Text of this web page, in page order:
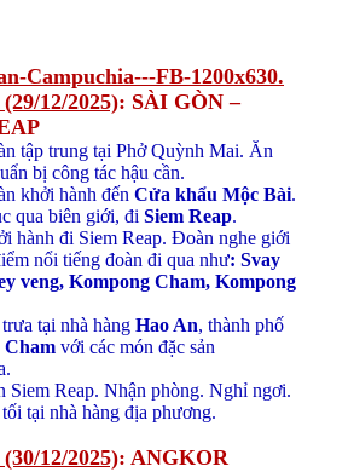
12/2025): SÀI GÒN –
tập trung tại Phở Quỳnh Mai. Ăn
bị công tác hậu cần.
khởi hành đến Cửa khẩu Mộc Bài.
qua biên giới, đi Siem Reap.
hành đi Siem Reap. Đoàn nghe giới
nổi tiếng đoàn đi qua như: Svay
veng, Kompong Cham, Kompong
tại nhà hàng Hao An, thành phố
Cham với các món đặc sản
Siem Reap. Nhận phòng. Nghỉ ngơi.
tại nhà hàng địa phương.
12/2025): ANGKOR